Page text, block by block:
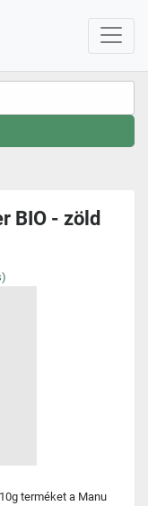
BIO - zöld
terméket a Manu